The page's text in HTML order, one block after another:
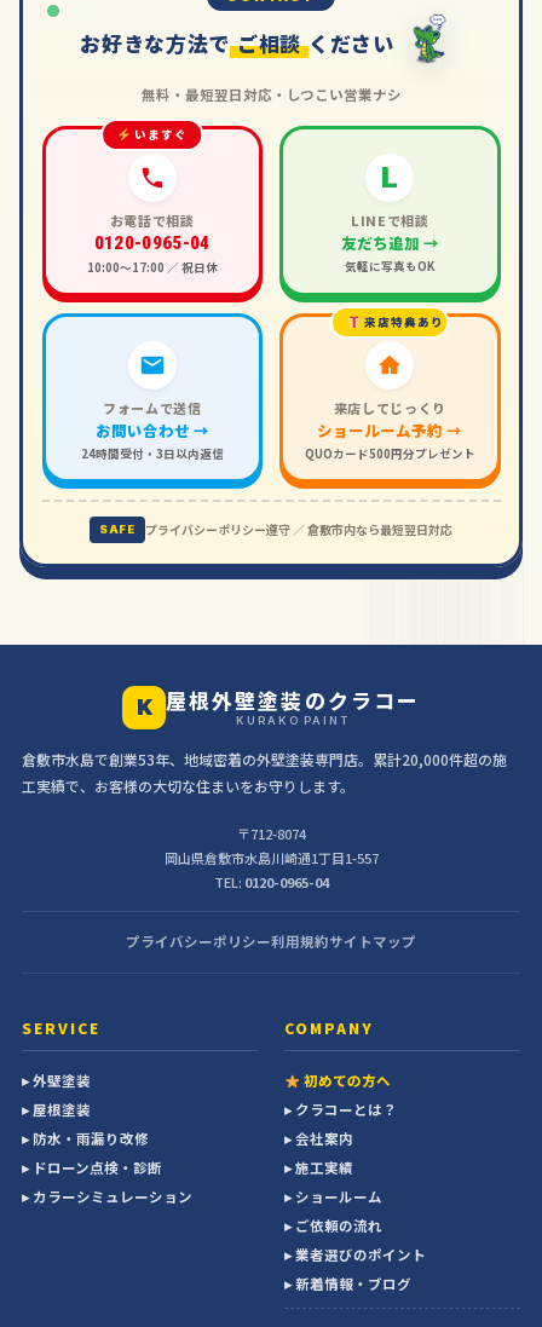
お好きな方法で ご相談 ください
無料・最短翌日対応・しつこい営業ナシ
いますぐ
お電話で相談
0120-0965-04
10:00〜17:00 ／ 祝日休
L
LINEで相談
友だち追加 →
気軽に写真もOK
フォームで送信
お問い合わせ →
24時間受付・3日以内返信
来店特典あり
来店してじっくり
ショールーム予約 →
QUOカード500円分プレゼント
SAFE プライバシーポリシー遵守 ／ 倉敷市内なら最短翌日対応
K 屋根外壁塗装のクラコー
KURAKO PAINT
倉敷市水島で創業53年、地域密着の外壁塗装専門店。累計20,000件超の施
工実績で、お客様の大切な住まいをお守りします。
〒712-8074
岡山県倉敷市水島川崎通1丁目1-557
TEL: 0120-0965-04
プライバシーポリシー利用規約サイトマップ
SERVICE
▸ 外壁塗装
▸ 屋根塗装
▸ 防水・雨漏り改修
▸ ドローン点検・診断
▸ カラーシミュレーション
COMPANY
初めての方へ
▸ クラコーとは？
▸ 会社案内
▸ 施工実績
▸ ショールーム
▸ ご依頼の流れ
▸ 業者選びのポイント
▸ 新着情報・ブログ